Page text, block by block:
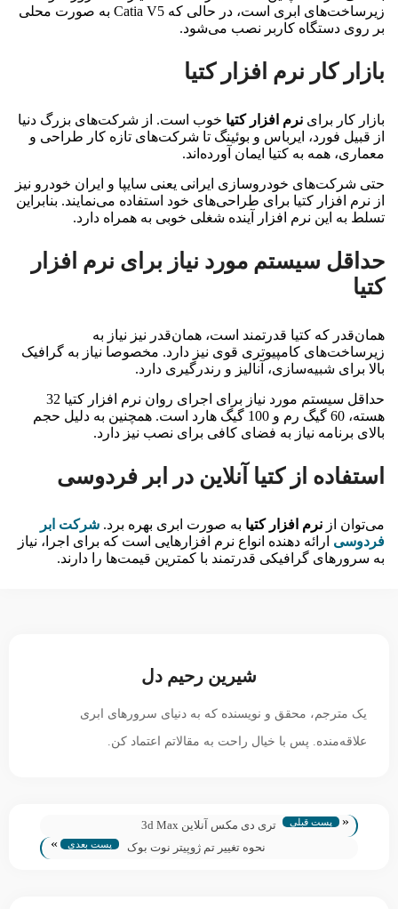
زیرساخت‌های ابری است، در حالی که Catia V5 به صورت محلی
بر روی دستگاه کاربر نصب می‌شود.
بازار کار نرم افزار کتیا
بازار کار برای نرم افزار کتیا خوب است. از شرکت‌های بزرگ دنیا
از قبیل فورد، ایرباس و بوئینگ تا شرکت‌های تازه کار طراحی و
معماری، همه به کتیا ایمان آورده‌اند.
حتی شرکت‌های خودروسازی ایرانی یعنی سایپا و ایران خودرو نیز
از نرم افزار کتیا برای طراحی‌های خود استفاده می‌نمایند. بنابراین
تسلط به این نرم افزار آینده شغلی خوبی به همراه دارد.
حداقل سیستم مورد نیاز برای نرم افزار
کتیا
همان‌قدر که کتیا قدرتمند است، همان‌قدر نیز نیاز به
زیرساخت‌های کامپیوتری قوی نیز دارد. مخصوصا نیاز به گرافیک
بالا برای شبیه‌سازی، آنالیز و رندرگیری دارد.
حداقل سیستم مورد نیاز برای اجرای روان نرم افزار کتیا 32
هسته، 60 گیگ رم و 100 گیگ هارد است. همچنین به دلیل حجم
بالای برنامه نیاز به فضای کافی برای نصب نیز دارد.
استفاده از کتیا آنلاین در ابر فردوسی
می‌توان از نرم افزار کتیا به صورت ابری بهره برد. شرکت ابر
فردوسی ارائه دهنده انواع نرم افزارهایی است که برای اجرا، نیاز
به سرورهای گرافیکی قدرتمند با کمترین قیمت‌ها را دارند.
شیرین رحیم دل
یک مترجم، محقق و نویسنده که به دنیای سرورهای ابری
علاقه‌منده. پس با خیال راحت به مقالاتم اعتماد کن.
« پست قبلی
تری دی مکس آنلاین 3d Max
نحوه تغییر تم ژوپیتر نوت بوک
پست بعدی »